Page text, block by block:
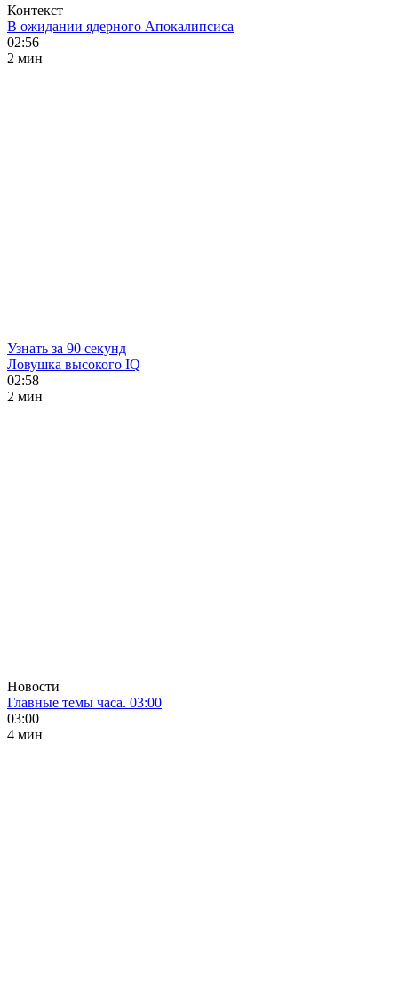
Контекст
В ожидании ядерного Апокалипсиса
02:56
2 мин
Узнать за 90 секунд
Ловушка высокого IQ
02:58
2 мин
Новости
Главные темы часа. 03:00
03:00
4 мин